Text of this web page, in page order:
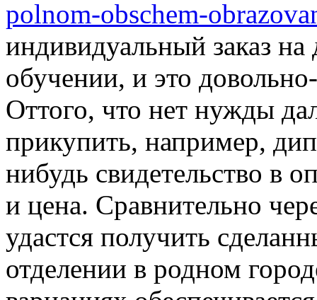
polnom-obschem-
индивидуальный заказ
обучении, и это
Оттого, что нет нужды
прикупить, например,
нибудь свидетельство в
и цена. Сравнительно
удастся получить
отделении в родном